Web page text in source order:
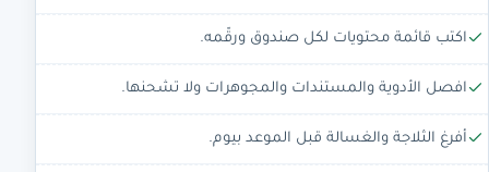
اكتب قائمة محتويات لكل صندوق ورقّمه.
افصل الأدوية والمستندات والمجوهرات ولا تشحنها.
أفرغ الثلاجة والغسالة قبل الموعد بيوم.